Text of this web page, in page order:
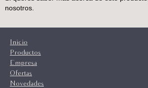
nosotros
Inicio
Productos
Empresa
Ofertas
Novedades